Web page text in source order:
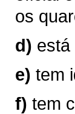
os
d) está
e) tem
f) tem